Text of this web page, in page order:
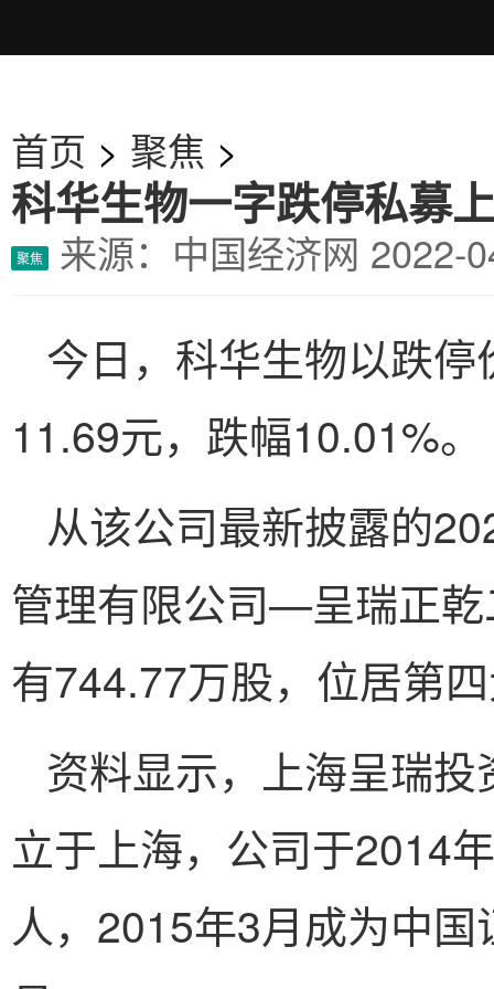
首页 > 聚焦 >
科华生物一字跌停私募
聚焦 来源：中国经济网 2022-
今日，科华生物以跌
11.69元，跌幅10.01%。
从该公司最新披露的
管理有限公司—呈瑞正
有744.77万股，位居第
资料显示，上海呈瑞
立于上海，公司于2014
人，2015年3月成为中